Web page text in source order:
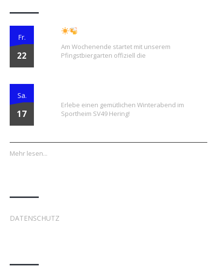
Fr.
22
Am Wochenende startet mit unserem
Pfingstbiergarten offiziell die
Sa.
17
Erlebe einen gemütlichen Winterabend im
Sportheim SV49 Hering!
Mehr lesen...
DATENSCHUTZ